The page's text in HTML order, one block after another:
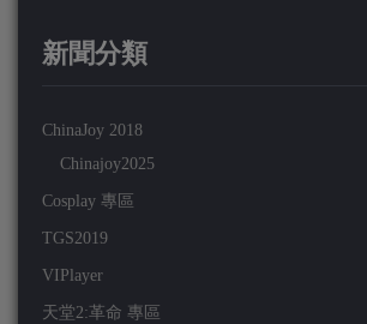
新聞分類
ChinaJoy 2018
Chinajoy2025
Cosplay 專區
TGS2019
VIPlayer
天堂2:革命 專區